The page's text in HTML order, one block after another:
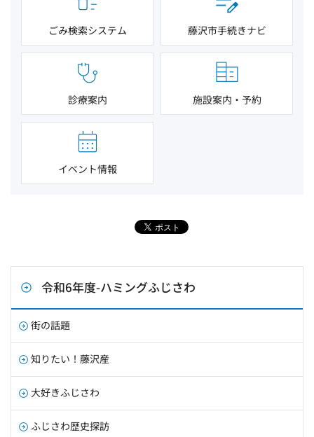
ごみ検索システム 藤沢市手続きナビ
診療案内 施設案内・予約
イベント情報
令和6年度-ハミングふじさわ
街の話題
知りたい！藤沢産
大好きふじさわ
ふじさわ歴史探訪